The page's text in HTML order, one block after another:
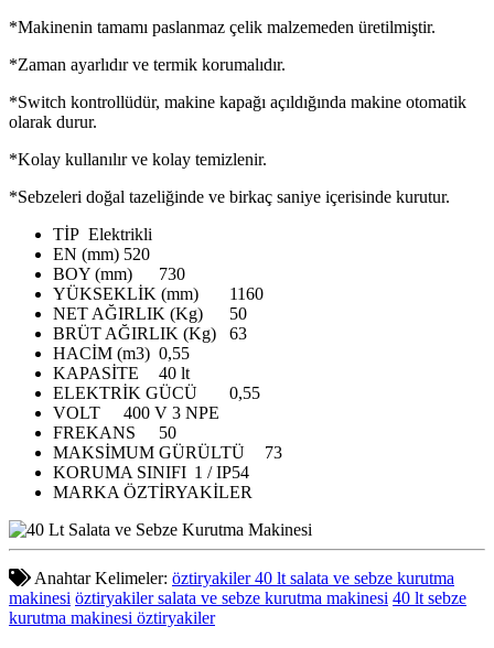
*Makinenin tamamı paslanmaz çelik malzemeden üretilmiştir.
*Zaman ayarlıdır ve termik korumalıdır.
*Switch kontrollüdür, makine kapağı açıldığında makine otomatik
olarak durur.
*Kolay kullanılır ve kolay temizlenir.
*Sebzeleri doğal tazeliğinde ve birkaç saniye içerisinde kurutur.
TİP Elektrikli
EN (mm) 520
BOY (mm)
730
YÜKSEKLİK (mm)
1160
NET AĞIRLIK (Kg)
50
BRÜT AĞIRLIK (Kg)
63
HACİM (m3) 0,55
KAPASİTE
40 lt
ELEKTRİK GÜCÜ
0,55
VOLT
400 V 3 NPE
FREKANS
50
MAKSİMUM GÜRÜLTÜ
73
KORUMA SINIFI 1 / IP54
MARKA ÖZTİRYAKİLER
Anahtar Kelimeler: öztiryakiler 40 lt salata ve sebze kurutma
makinesi öztiryakiler salata ve sebze kurutma makinesi 40 lt sebze
kurutma makinesi öztiryakiler